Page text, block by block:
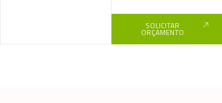
SOLICITAR
ORÇAMENTO